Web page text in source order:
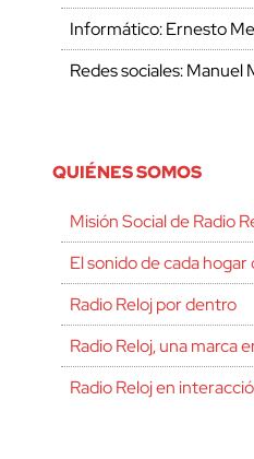
Informático: Ernesto
Redes sociales: Manuel
QUIÉNES SOMOS
Misión Social de Radio
El sonido de cada hogar
Radio Reloj por dentro
Radio Reloj, una marca
Radio Reloj en